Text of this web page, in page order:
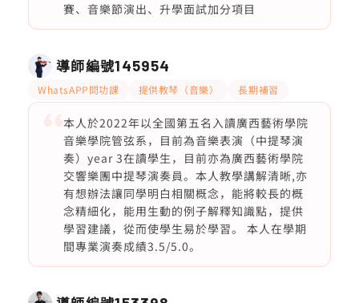
賽、音樂節演出、升學面試加分項目
導師編號145954
WhatsAPP問功課 提供教琴（音樂） 長期補習
本人於2022年以全國第五名入讀廣西藝術學院
音樂學院管弦系，目前為音樂表演（中提琴演
奏）year 3在讀學生，目前亦為廣西藝術學院
交響樂團中提琴演奏員。本人教學講解清晰,亦
有想辦法讓同學明白相關概念，能將較長的概
念精細化，能用生動的例子解釋知識點，提供
學習建議，從而使學生易於學習。 本人在學期
間專業演奏成績3.5/5.0。